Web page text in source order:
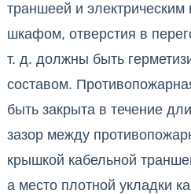
траншеей и электрическим
шкафом, отверстия в
т. д. должны быть
составом.
быть закрыта в течение
зазор между
крышкой кабельной
а место плотной укладки